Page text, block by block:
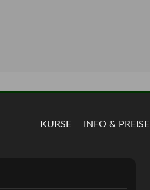
KURSE INFO & PREISE